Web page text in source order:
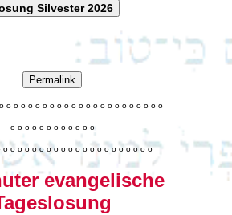
Silvester 2026
Permalink
o o o o o o o o o o o o o o o o o o o o o o o
o o o o o o o o o o o o
o o o o o o o o o o o o o o o o o o o o o
evangelische